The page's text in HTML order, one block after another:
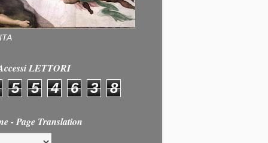
LETTORI
5 5 4 6 3 8
- Page Translation